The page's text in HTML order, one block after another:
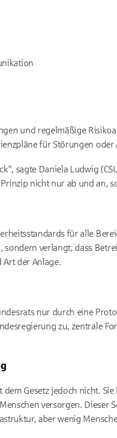
und regelmäßige
für Störungen
sagte Daniela Ludwig
nicht nur ab und an,
für alle
verlangt, dass
Art der Anlage.
nur durch eine
zu, zentrale
Gesetz jedoch nicht.
Menschen versorgen. Dieser
aber wenig